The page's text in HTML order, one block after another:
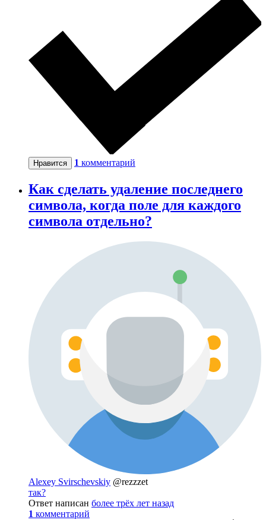
Нравится 1 комментарий
Как сделать удаление последнего
символа, когда поле для каждого
символа отдельно?
Alexey Svirschevskiy @rezzzet
так?
Ответ написан более трёх лет назад
1 комментарий